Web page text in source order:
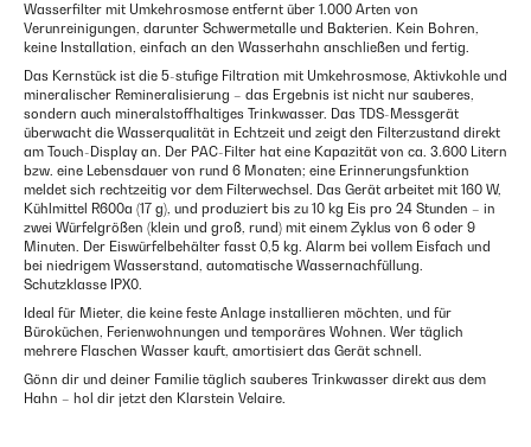
Wasserfilter mit Umkehrosmose entfernt über 1.000 Arten von
Verunreinigungen, darunter Schwermetalle und Bakterien. Kein Bohren,
keine Installation, einfach an den Wasserhahn anschließen und fertig.
Das Kernstück ist die 5-stufige Filtration mit Umkehrosmose, Aktivkohle und
mineralischer Remineralisierung – das Ergebnis ist nicht nur sauberes,
sondern auch mineralstoffhaltiges Trinkwasser. Das TDS-Messgerät
überwacht die Wasserqualität in Echtzeit und zeigt den Filterzustand direkt
am Touch-Display an. Der PAC-Filter hat eine Kapazität von ca. 3.600 Litern
bzw. eine Lebensdauer von rund 6 Monaten; eine Erinnerungsfunktion
meldet sich rechtzeitig vor dem Filterwechsel. Das Gerät arbeitet mit 160 W,
Kühlmittel R600a (17 g), und produziert bis zu 10 kg Eis pro 24 Stunden – in
zwei Würfelgrößen (klein und groß, rund) mit einem Zyklus von 6 oder 9
Minuten. Der Eiswürfelbehälter fasst 0,5 kg. Alarm bei vollem Eisfach und
bei niedrigem Wasserstand, automatische Wassernachfüllung.
Schutzklasse IPX0.
Ideal für Mieter, die keine feste Anlage installieren möchten, und für
Büroküchen, Ferienwohnungen und temporäres Wohnen. Wer täglich
mehrere Flaschen Wasser kauft, amortisiert das Gerät schnell.
Gönn dir und deiner Familie täglich sauberes Trinkwasser direkt aus dem
Hahn – hol dir jetzt den Klarstein Velaire.